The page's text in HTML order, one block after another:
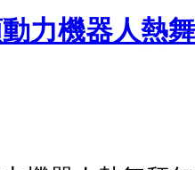
力機器人熱